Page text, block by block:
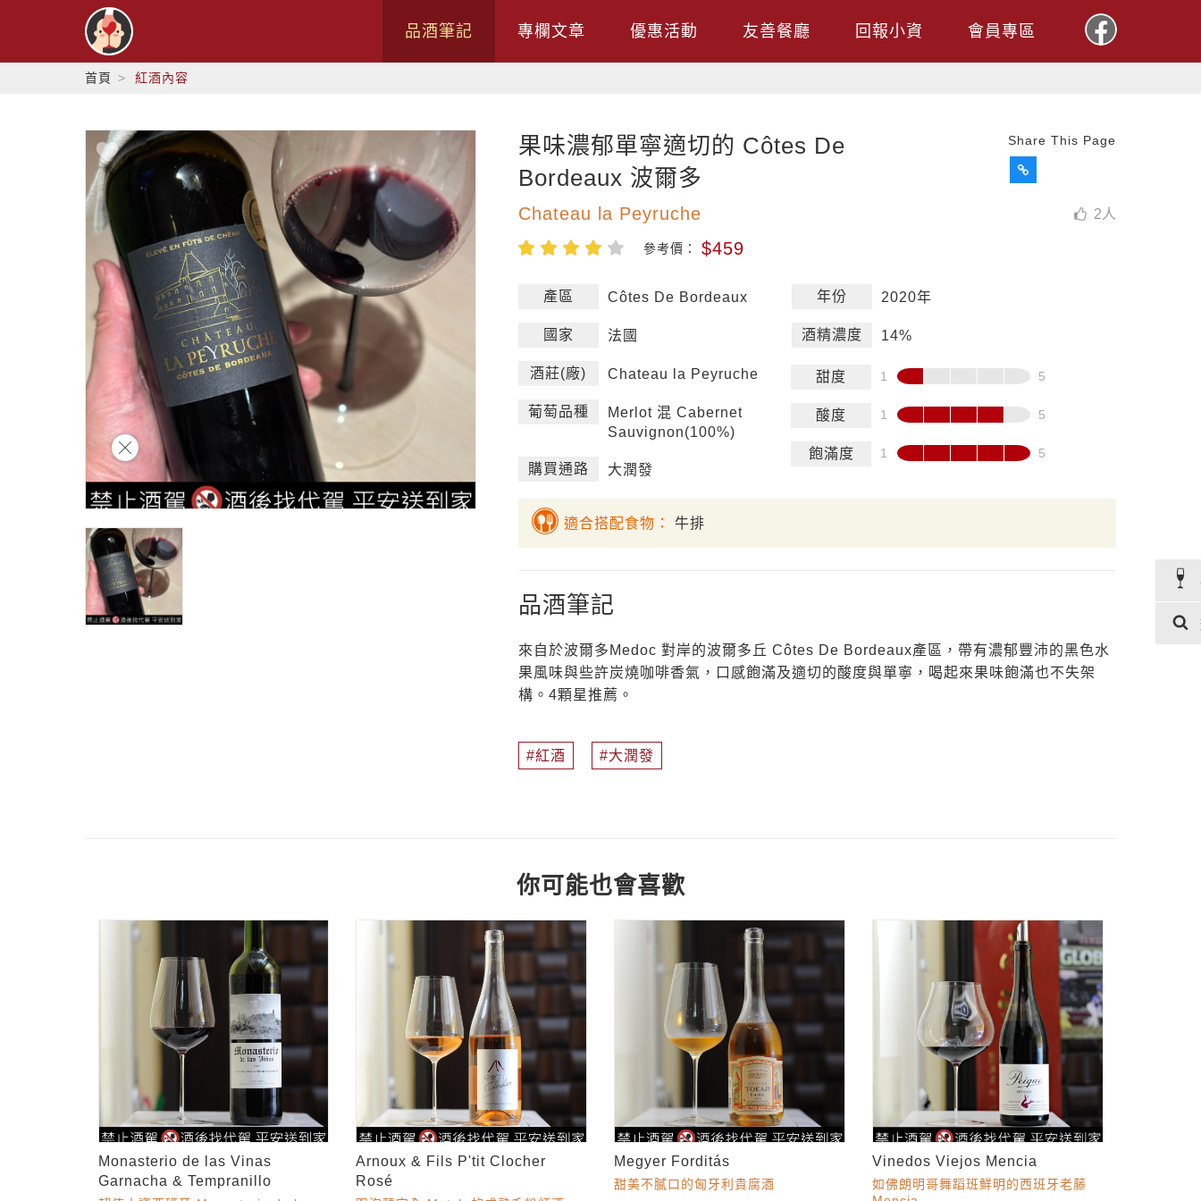
品酒筆記 專欄文章 優惠活動 友善餐廳 回報小資 會員專區
首頁 紅酒內容
Share This Page
2 人
果味濃郁單寧適切的 Côtes De
Bordeaux 波爾多
Chateau la Peyruche
參考價： $459
產區 Côtes De Bordeaux
國家 法國
酒莊(廠) Chateau la Peyruche
葡萄品種
Merlot 混 Cabernet
Sauvignon(100%)
購買通路 大潤發
年份 2020年
酒精濃度 14%
甜度
酸度
飽滿度
適合搭配食物： 牛排
品酒筆記
來自於波爾多Medoc 對岸的波爾多丘 Côtes De Bordeaux產區，帶有濃郁豐沛的黑色水
果風味與些許炭燒咖啡香氣，口感飽滿及適切的酸度與單寧，喝起來果味飽滿也不失架
構。4顆星推薦。
紅酒 大潤發
你可能也會喜歡
Monasterio de las Vinas
Garnacha & Tempranillo
Arnoux & Fils P'tit Clocher
Rosé
Megyer Forditás
甜美不膩口的匈牙利貴腐酒
Vinedos Viejos Mencia
如佛朗明哥舞蹈班鮮明的西班牙老藤